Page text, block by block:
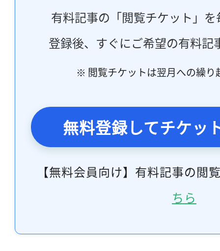
有料記事の「閲覧チケット」
登録後、すぐにご希望の有料記
※ 閲覧チケットは翌月への繰り
無料登録してチケッ
【無料会員向け】有料記事の閲
ちら